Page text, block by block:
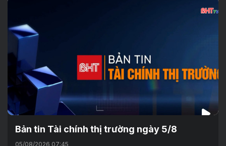
Bản tin Tài chính thị trường ngày 5/8
05/08/2026 07:45